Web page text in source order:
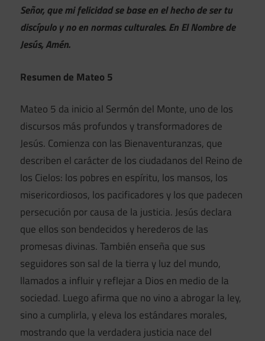
Señor, que mi felicidad se base en el hecho de ser tu
discípulo y no en normas culturales. En El Nombre de
Jesús, Amén.
Resumen de Mateo 5
Mateo 5 da inicio al Sermón del Monte, uno de los
discursos más profundos y transformadores de
Jesús. Comienza con las Bienaventuranzas, que
describen el carácter de los ciudadanos del Reino de
los Cielos: los pobres en espíritu, los mansos, los
misericordiosos, los pacificadores y los que padecen
persecución por causa de la justicia. Jesús declara
que ellos son bendecidos y herederos de las
promesas divinas. También enseña que sus
seguidores son sal de la tierra y luz del mundo,
llamados a influir y reflejar a Dios en medio de la
sociedad. Luego afirma que no vino a abrogar la ley,
sino a cumplirla, y eleva los estándares morales,
mostrando que la verdadera justicia nace del